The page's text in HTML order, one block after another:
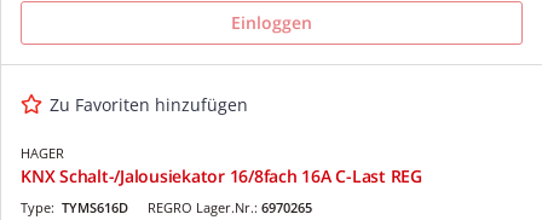
Einloggen
Zu Favoriten hinzufügen
HAGER
KNX Schalt-/Jalousiekator 16/8fach 16A C-Last REG
REGRO Lager.Nr.: 6970265
Type: TYMS616D